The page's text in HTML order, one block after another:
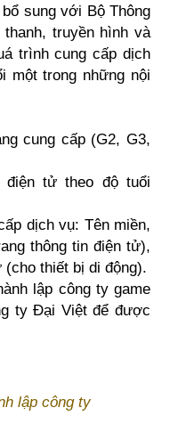
sung với Bộ Thông
truyền hình và
trình cung cấp dịch
một trong những nội
cung cấp (G2, G3,
tử theo độ tuổi
dịch vụ: Tên miền,
thông tin điện tử),
thiết bị di động).
lập công ty game
ty Đại Việt để được
lập công ty